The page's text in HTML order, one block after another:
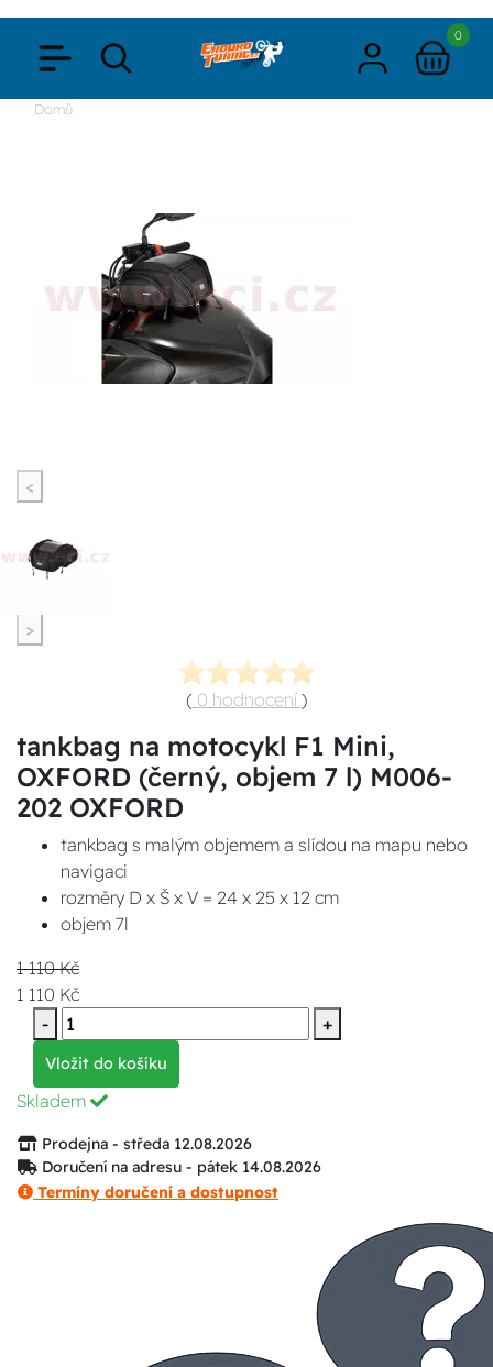
0
Domů
<
>
( 0 hodnocení )
tankbag na motocykl F1 Mini,
OXFORD (černý, objem 7 l) M006-
202 OXFORD
tankbag s malým objemem a slídou na mapu nebo
navigaci
rozměry D x Š x V = 24 x 25 x 12 cm
objem 7l
1 110 Kč
1 110 Kč
-
+
Vložit do košíku
Skladem
Prodejna - středa 12.08.2026
Doručení na adresu - pátek 14.08.2026
Termíny doručení a dostupnost